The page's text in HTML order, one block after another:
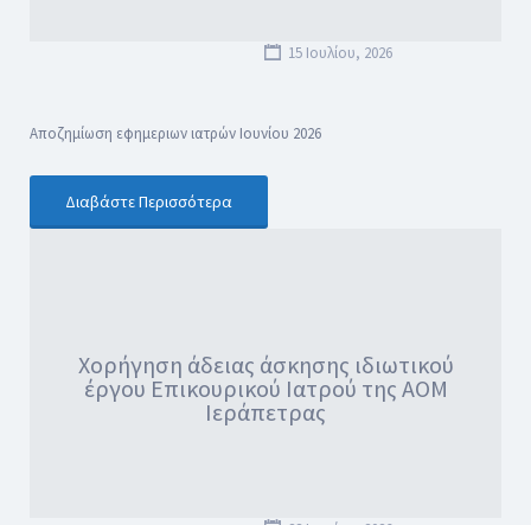
15 Ιουλίου, 2026
Αποζημίωση εφημεριων ιατρών Ιουνίου 2026
Διαβάστε Περισσότερα
Χορήγηση άδειας άσκησης ιδιωτικού
έργου Επικουρικού Ιατρού της ΑΟΜ
Ιεράπετρας